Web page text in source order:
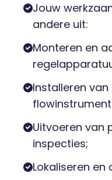
Jouw
andere uit:
Monteren en
Installeren
Uitvoeren van
inspecties;
Lokaliseren